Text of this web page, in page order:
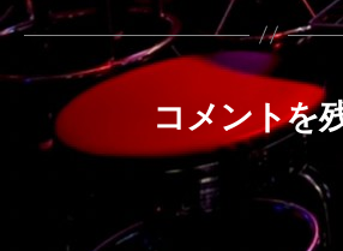
コメントを